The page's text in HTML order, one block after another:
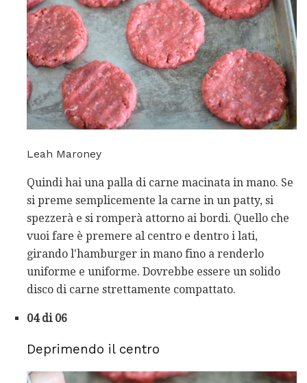
Leah Maroney
Quindi hai una palla di carne macinata in mano. Se
si preme semplicemente la carne in un patty, si
spezzerà e si romperà attorno ai bordi. Quello che
vuoi fare è premere al centro e dentro i lati,
girando l'hamburger in mano fino a renderlo
uniforme e uniforme. Dovrebbe essere un solido
disco di carne strettamente compattato.
04 di 06
Deprimendo il centro